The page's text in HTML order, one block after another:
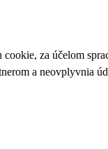
za účelom
a neovplyvnia